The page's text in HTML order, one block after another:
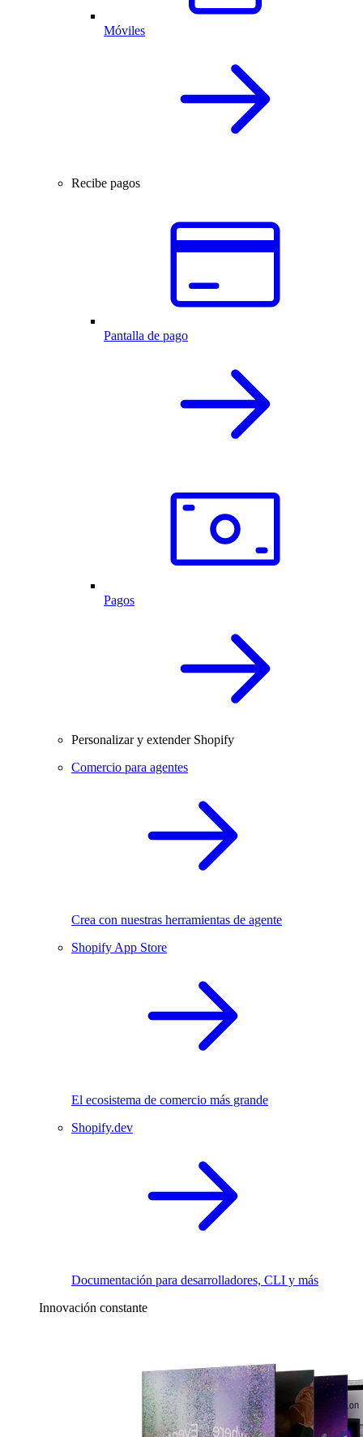
Móviles
Recibe pagos
Pantalla de pago
Pagos
Personalizar y extender Shopify
Comercio para agentes
Crea con nuestras herramientas de agente
Shopify App Store
El ecosistema de comercio más grande
Shopify.dev
Documentación para desarrolladores, CLI y más
Innovación constante